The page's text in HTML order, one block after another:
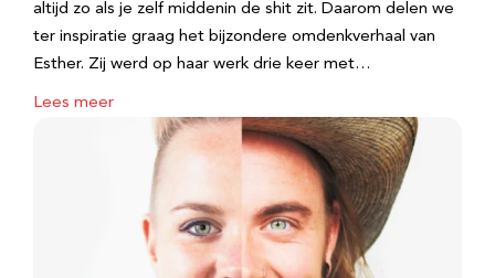
altijd zo als je zelf middenin de shit zit. Daarom delen we
ter inspiratie graag het bijzondere omdenkverhaal van
Esther. Zij werd op haar werk drie keer met…
Lees meer